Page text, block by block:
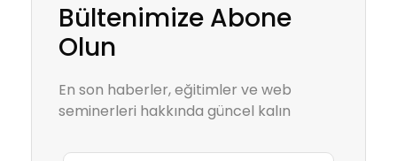
Bültenimize Abone
Olun
En son haberler, eğitimler ve web
seminerleri hakkında güncel kalın